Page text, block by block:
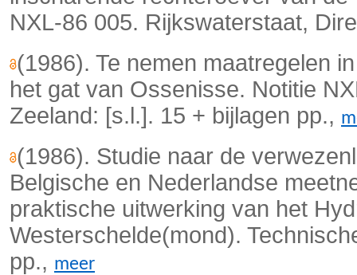
NXL-86 005. Rijkswaterstaat,
(1986). Te nemen maatregelen
het gat van Ossenisse. Notitie
Zeeland: [s.l.]. 15 + bijlagen pp.,
(1986). Studie naar de
Belgische en Nederlandse
praktische uitwerking van het
Westerschelde(mond).
pp., meer